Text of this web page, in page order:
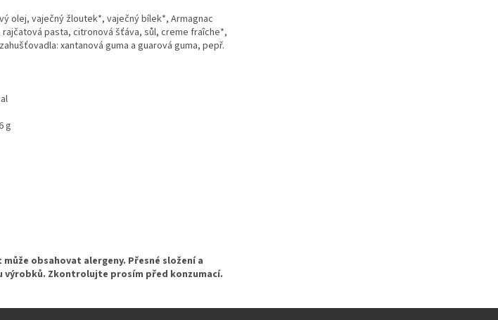
olej, vaječný žloutek*, vaječný bílek*, Armagnac
rajčatová pasta, citronová šťáva, sůl, creme fraîche*,
xantanová guma a guarová guma, pepř.
g